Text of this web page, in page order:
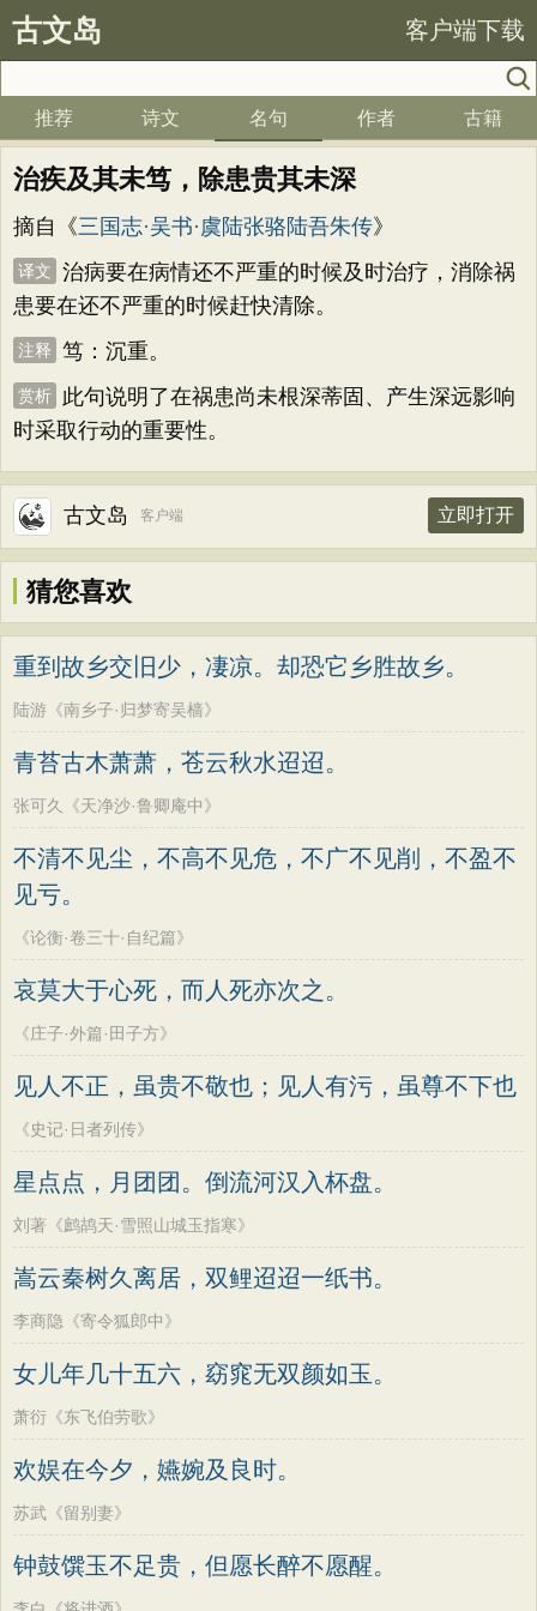
古文岛 客户端下载
推荐 诗文 名句 作者 古籍
治疾及其未笃，除患贵其未深
摘自《三国志·吴书·虞陆张骆陆吾朱传》
译文
治病要在病情还不严重的时候及时治疗，消除祸
患要在还不严重的时候赶快清除。
注释 笃：沉重。
赏析
此句说明了在祸患尚未根深蒂固、产生深远影响
时采取行动的重要性。
古文岛 客户端 立即打开
猜您喜欢
重到故乡交旧少，凄凉。却恐它乡胜故乡。
陆游《南乡子·归梦寄吴樯》
青苔古木萧萧，苍云秋水迢迢。
张可久《天净沙·鲁卿庵中》
不清不见尘，不高不见危，不广不见削，不盈不
见亏。
《论衡·卷三十·自纪篇》
哀莫大于心死，而人死亦次之。
《庄子·外篇·田子方》
见人不正，虽贵不敬也；见人有污，虽尊不下也
《史记·日者列传》
星点点，月团团。倒流河汉入杯盘。
刘著《鹧鸪天·雪照山城玉指寒》
嵩云秦树久离居，双鲤迢迢一纸书。
李商隐《寄令狐郎中》
女儿年几十五六，窈窕无双颜如玉。
萧衍《东飞伯劳歌》
欢娱在今夕，嬿婉及良时。
苏武《留别妻》
钟鼓馔玉不足贵，但愿长醉不愿醒。